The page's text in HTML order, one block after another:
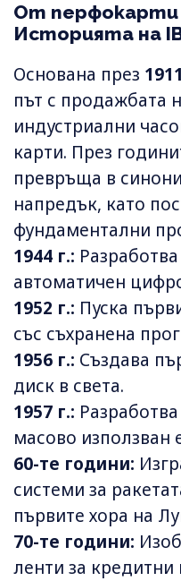
От
Историята на
Основана през
път с продажбата
индустриални
карти. През
превръща в
напредък, като
фундаментални
1944 г.:
автоматичен
1952 г.: Пуска
със съхранена
1956 г.: Създава
диск в света.
1957 г.:
масово използван
60-те години:
системи за
първите хора на
70-те години:
ленти за кредитни